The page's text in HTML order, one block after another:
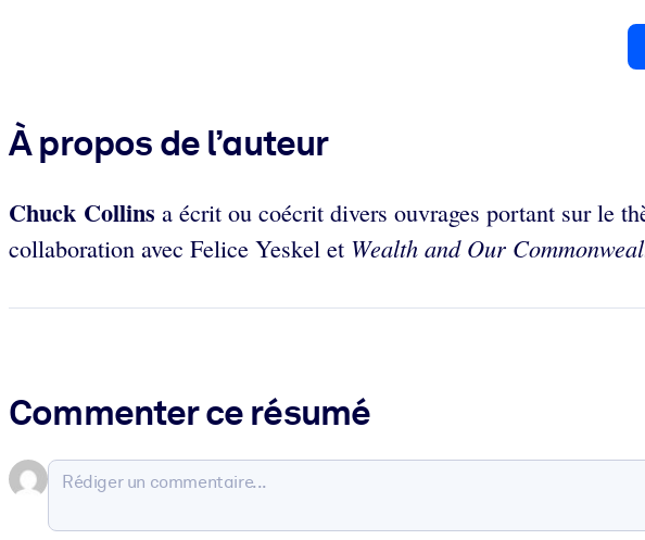
À propos de l’auteur
Chuck Collins a écrit ou coécrit divers ouvrages portant sur le
collaboration avec Felice Yeskel et Wealth and Our
Commenter ce résumé